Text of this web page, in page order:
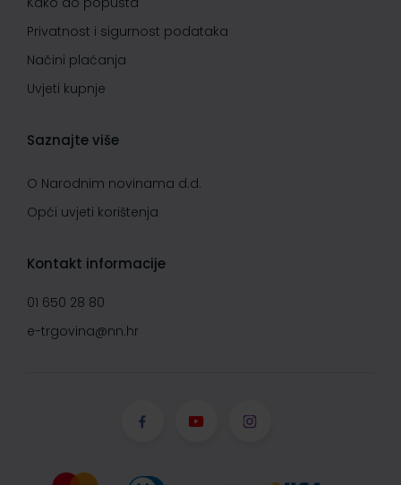
Privatnost i sigurnost podataka
Načini plaćanja
Uvjeti kupnje
Saznajte više
O Narodnim novinama d.d.
Opći uvjeti korištenja
Kontakt informacije
01 650 28 80
e-trgovina@nn.hr